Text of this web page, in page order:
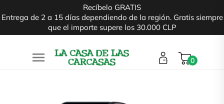
Recíbelo GRATIS
Entrega de 2 a 15 días dependiendo de la región. Gratis siempre
que el importe supere los 30.000 CLP
 0